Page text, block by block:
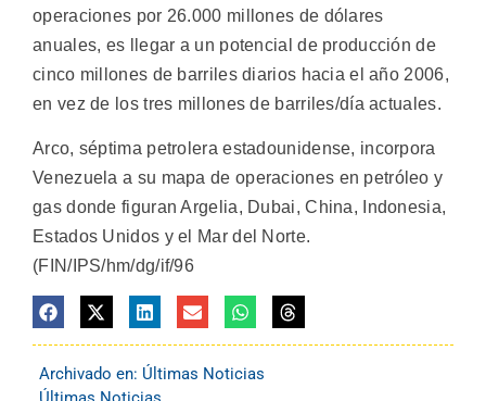
operaciones por 26.000 millones de dólares
anuales, es llegar a un potencial de producción de
cinco millones de barriles diarios hacia el año 2006,
en vez de los tres millones de barriles/día actuales.
Arco, séptima petrolera estadounidense, incorpora
Venezuela a su mapa de operaciones en petróleo y
gas donde figuran Argelia, Dubai, China, Indonesia,
Estados Unidos y el Mar del Norte.
(FIN/IPS/hm/dg/if/96
Archivado en: Últimas Noticias